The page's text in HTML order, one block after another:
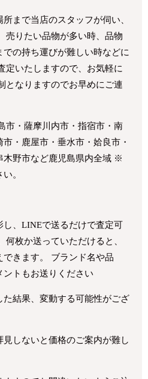
まで当店のスタッフが伺い、
売りたい品物が多い時、品物
の持ち運びが難しい時などに
定いたしますので、お気軽に
となりますのでお早めにご連
市・薩摩川内市・指宿市・南
・鹿屋市・垂水市・姶良市・
木野市など鹿児島県内全域 ※
。
、LINEで送るだけで査定可
枚か送っていただけると、
きます。 ブランド名や品
トもお送りください
結果、変動する可能性がござ
しないと価格のご案内が難し